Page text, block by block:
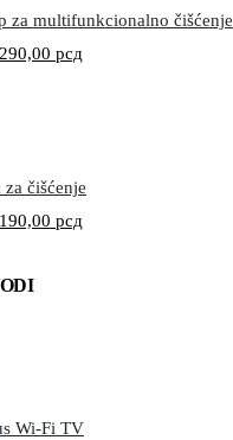
za multifunkcionalno čišćenje
рсд
čišćenje
рсд
Wi-Fi TV